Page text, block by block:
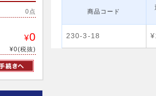
0点
¥0
¥0(税抜)
商品コード
230-3-18